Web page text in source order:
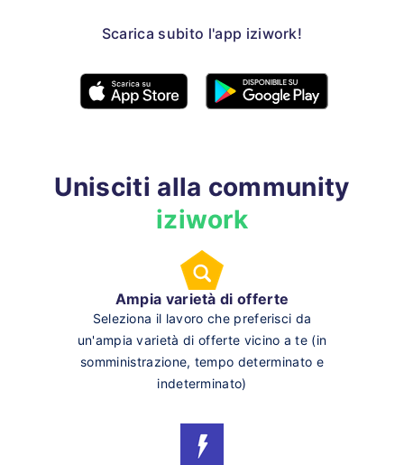
Scarica subito l'app iziwork!
Unisciti alla community
iziwork
Ampia varietà di offerte
Seleziona il lavoro che preferisci da
un'ampia varietà di offerte vicino a te (in
somministrazione, tempo determinato e
indeterminato)